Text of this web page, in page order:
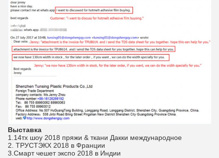
Выставка
1.14тх шоу 2018 пряжи & ткани Дакки международное
2. ТРУСТЭКХ 2018 в Франции
3.Смарт чешет экспо 2018 в Индии